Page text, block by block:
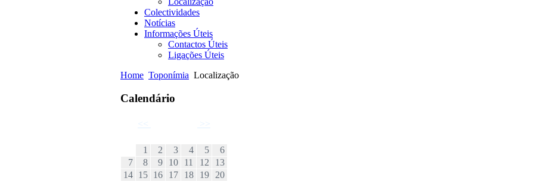
Colectividades
Notícias
Informações Úteis
Contactos Úteis
Ligações Úteis
Home Toponímia Localização
Calendário
<<
>>
1
2 3 4 5
6
7
8 9 10 11 12
13
14 15 16 17 18 19
20